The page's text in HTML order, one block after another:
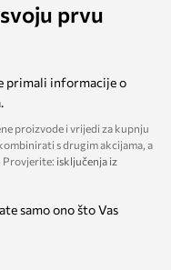
prvu
primali informacije o
proizvode i vrijedi za kupnju
s drugim akcijama, a
Provjerite: isključenja iz
samo ono što Vas